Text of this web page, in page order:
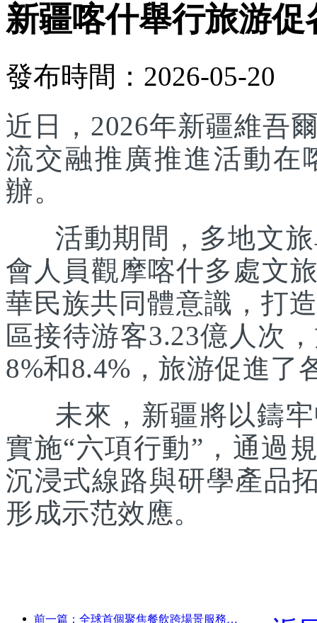
新疆喀什舉行旅游
發布時間：2026-05-20
近日，2026年新疆維吾
流交融推廣推進活動在
辦。
活動期間，多地文旅
會人員觀摩喀什多處文
華民族共同體意識，打
區接待游客3.23億人次
8%和8.4%，旅游促進了
未來，新疆將以鑄牢
實施“六項行動”，通過
沉浸式線路與研學產品
形成示范效應。
前一篇：全球首個聚焦餐飲跨場景服務的人形機器人發布